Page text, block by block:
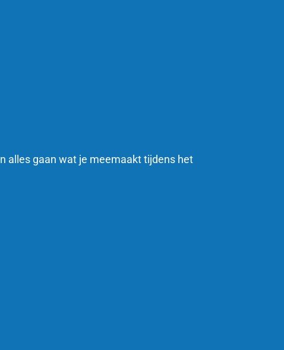
alles gaan wat je meemaakt tijdens het